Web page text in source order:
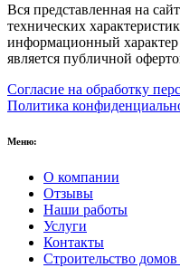
Вся представленная на
технических
информационный
является публичной
Согласие на обработку
Политика
Меню:
О компании
Отзывы
Наши работы
Услуги
Контакты
Строительство